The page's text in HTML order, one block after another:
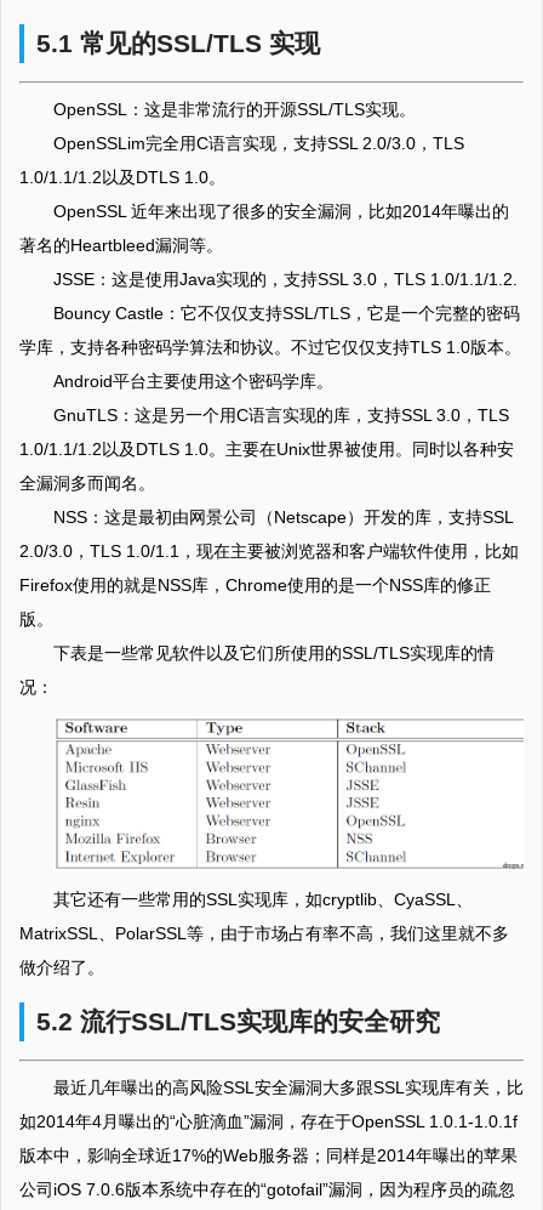
5.1 常见的SSL/TLS 实现
OpenSSL：这是非常流行的开源SSL/TLS实现。
OpenSSLim完全用C语言实现，支持SSL 2.0/3.0，TLS
1.0/1.1/1.2以及DTLS 1.0。
OpenSSL 近年来出现了很多的安全漏洞，比如2014年曝出的
著名的Heartbleed漏洞等。
JSSE：这是使用Java实现的，支持SSL 3.0，TLS 1.0/1.1/1.2.
Bouncy Castle：它不仅仅支持SSL/TLS，它是一个完整的密码
学库，支持各种密码学算法和协议。不过它仅仅支持TLS 1.0版本。
Android平台主要使用这个密码学库。
GnuTLS：这是另一个用C语言实现的库，支持SSL 3.0，TLS
1.0/1.1/1.2以及DTLS 1.0。主要在Unix世界被使用。同时以各种安
全漏洞多而闻名。
NSS：这是最初由网景公司（Netscape）开发的库，支持SSL
2.0/3.0，TLS 1.0/1.1，现在主要被浏览器和客户端软件使用，比如
Firefox使用的就是NSS库，Chrome使用的是一个NSS库的修正
版。
下表是一些常见软件以及它们所使用的SSL/TLS实现库的情
况：
其它还有一些常用的SSL实现库，如cryptlib、CyaSSL、
MatrixSSL、PolarSSL等，由于市场占有率不高，我们这里就不多
做介绍了。
5.2 流行SSL/TLS实现库的安全研究
最近几年曝出的高风险SSL安全漏洞大多跟SSL实现库有关，比
如2014年4月曝出的“心脏滴血”漏洞，存在于OpenSSL 1.0.1-1.0.1f
版本中，影响全球近17%的Web服务器；同样是2014年曝出的苹果
公司iOS 7.0.6版本系统中存在的“gotofail”漏洞，因为程序员的疏忽